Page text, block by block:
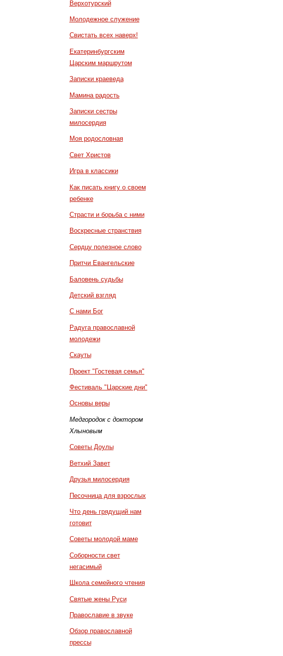
Верхотурский
Молодежное служение
Свистать всех наверх!
Екатеринбургским
Царским маршрутом
Записки краеведа
Мамина радость
Записки сестры
милосердия
Моя родословная
Свет Христов
Игра в классики
Как писать книгу о своем
ребенке
Страсти и борьба с ними
Воскресные странствия
Сердцу полезное слово
Притчи Евангельские
Баловень судьбы
Детский взгляд
С нами Бог
Радуга православной
молодежи
Скауты
Проект "Гостевая семья"
Фестиваль "Царские дни"
Основы веры
Медгородок с доктором
Хлыновым
Советы Доулы
Ветхий Завет
Друзья милосердия
Песочница для взрослых
Что день грядущий нам
готовит
Советы молодой маме
Соборности свет
негасимый
Школа семейного чтения
Святые жены Руси
Православие в звуке
Обзор православной
прессы